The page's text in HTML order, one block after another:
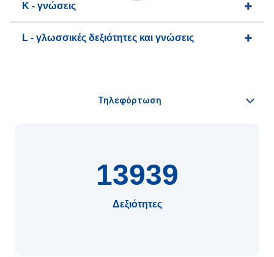
K - γνώσεις
L - γλωσσικές δεξιότητες και γνώσεις
13939
Δεξιότητες